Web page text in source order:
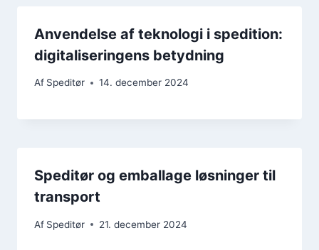
Anvendelse af teknologi i spedition:
digitaliseringens betydning
Af Speditør 14. december 2024
Speditør og emballage løsninger til
transport
Af Speditør 21. december 2024